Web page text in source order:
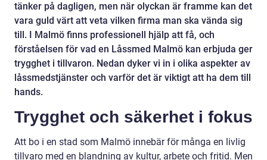
tänker på dagligen, men när olyckan är framme kan det
vara guld värt att veta vilken firma man ska vända sig
till. I Malmö finns professionell hjälp att få, och
förståelsen för vad en Låssmed Malmö kan erbjuda ger
trygghet i tillvaron. Nedan dyker vi in i olika aspekter av
låssmedstjänster och varför det är viktigt att ha dem till
hands.
Trygghet och säkerhet i fokus
Att bo i en stad som Malmö innebär för många en livlig
tillvaro med en blandning av kultur, arbete och fritid. Men